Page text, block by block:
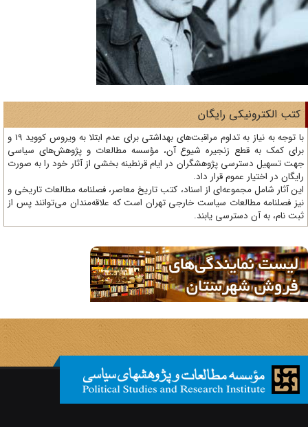
الکترونیکی رایگان
با توجه به نیاز به تداوم مراقبت‌های بهداشتی برای عدم ابتلا به ویروس کووید 19 و
کمک به قطع زنجیره شیوع آن، مؤسسه مطالعات و پژوهش‌های سیاسی
تسهیل دسترسی پژوهشگران در ایام قرنطینه بخشی از آثار خود را به صورت
در اختیار عموم قرار داد.
آثار شامل مجموعه‌ای از اسناد، کتب تاریخ معاصر، فصلنامه‌ مطالعات تاریخی و
فصلنامه مطالعات سیاست خارجی تهران است که علاقه‌مندان می‌توانند پس از
نام، به آن دسترسی یابند.